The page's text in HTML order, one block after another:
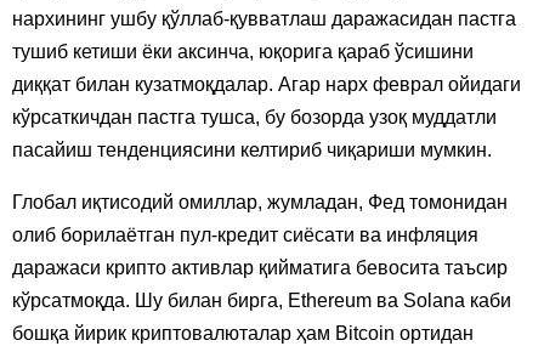
нархининг ушбу қўллаб-қувватлаш даражасидан пастга
тушиб кетиши ёки аксинча, юқорига қараб ўсишини
диққат билан кузатмоқдалар. Агар нарх феврал ойидаги
кўрсаткичдан пастга тушса, бу бозорда узоқ муддатли
пасайиш тенденциясини келтириб чиқариши мумкин.
Глобал иқтисодий омиллар, жумладан, Фед томонидан
олиб борилаётган пул-кредит сиёсати ва инфляция
даражаси крипто активлар қийматига бевосита таъсир
кўрсатмоқда. Шу билан бирга, Ethereum ва Solana каби
бошқа йирик криптовалюталар ҳам Bitcoin ортидан